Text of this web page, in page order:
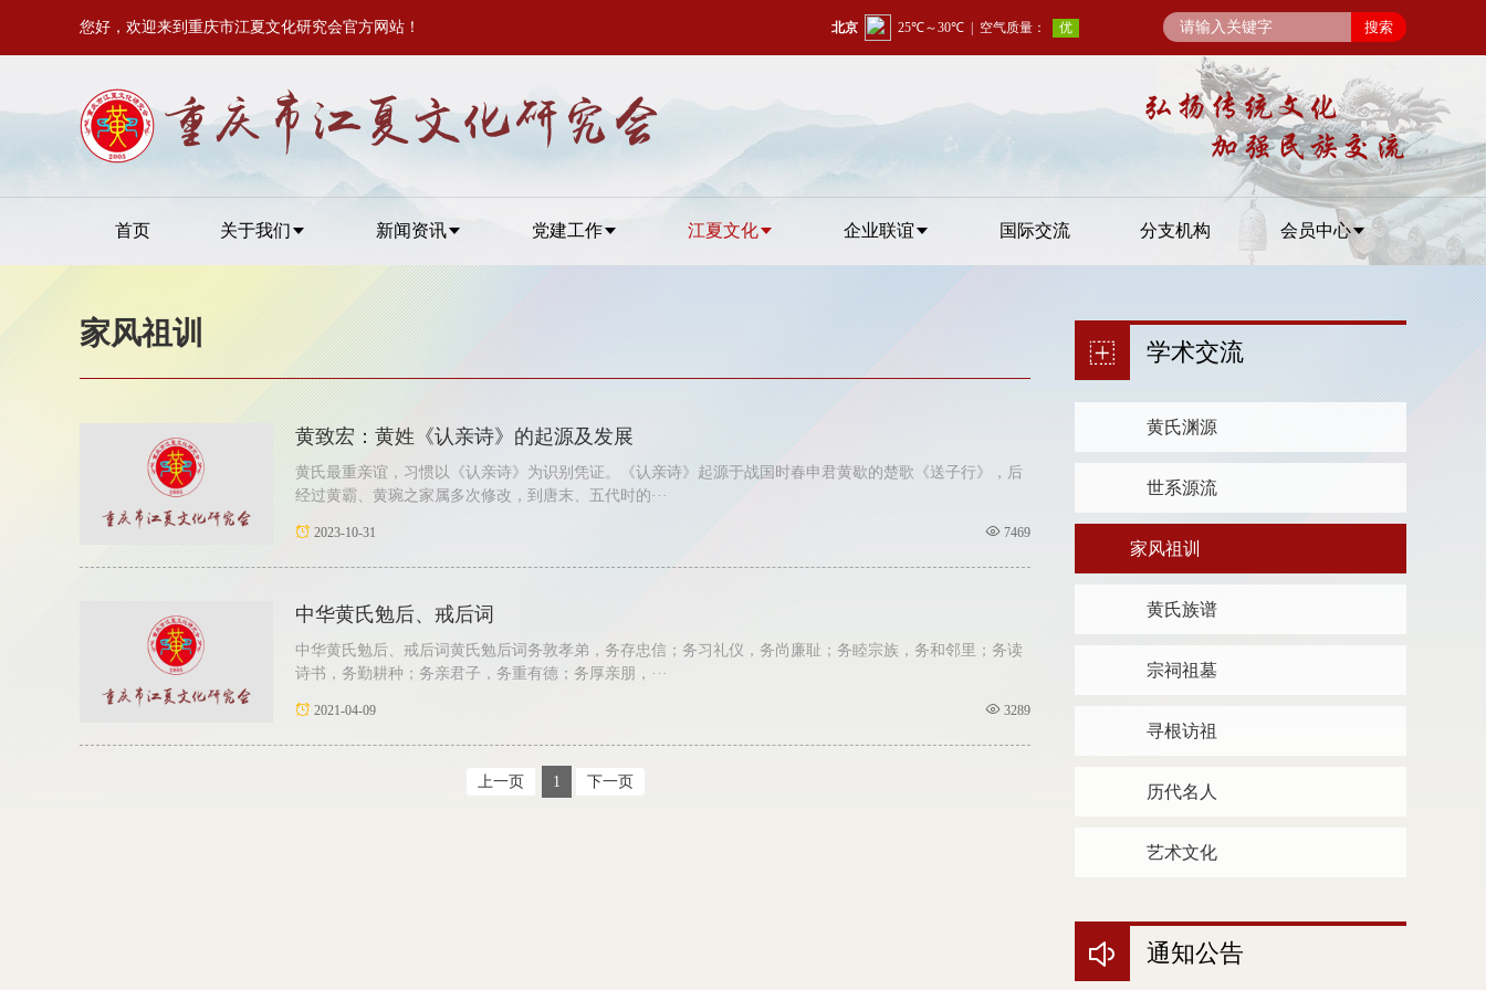
您好，欢迎来到重庆市江夏文化研究会官方网站！
首页 关于我们 新闻资讯 党建工作 江夏文化 企业联谊 国际交流 分支机构 会员中心
家风祖训
黄致宏：黄姓《认亲诗》的起源及发展
黄氏最重亲谊，习惯以《认亲诗》为识别凭证。《认亲诗》起源于战国时春申君黄歇的楚歌《送子行》，后
经过黄霸、黄琬之家属多次修改，到唐末、五代时的···
2023-10-31 7469
中华黄氏勉后、戒后词
中华黄氏勉后、戒后词黄氏勉后词务敦孝弟，务存忠信；务习礼仪，务尚廉耻；务睦宗族，务和邻里；务读
诗书，务勤耕种；务亲君子，务重有德；务厚亲朋，···
2021-04-09 3289
上一页 1 下一页
学术交流
黄氏渊源
世系源流
家风祖训
黄氏族谱
宗祠祖墓
寻根访祖
历代名人
艺术文化
通知公告